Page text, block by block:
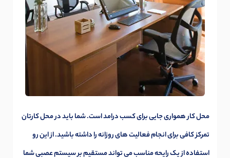
محل کار همواری جایی برای کسب درامد است. شما باید در محل کارتان
تمرکز کافی برای انجام فعالیت های روزانه را داشته باشید. از این رو
استفاده از یک رایحه مناسب می تواند مستقیم بر سیستم عصبی شما